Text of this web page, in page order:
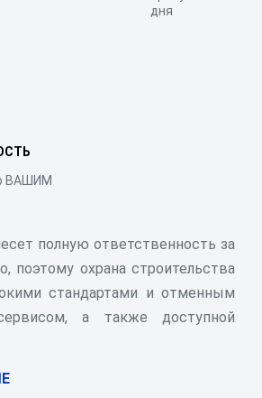
дня
ВАШИМ
полную ответственность за
поэтому охрана строительства
стандартами и отменным
а также доступной